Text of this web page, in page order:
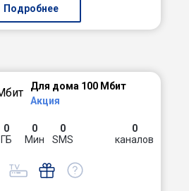
Подробнее
Для дома 100 Мбит
Акция
0
ГБ
0
Мин
0
SMS
0
каналов